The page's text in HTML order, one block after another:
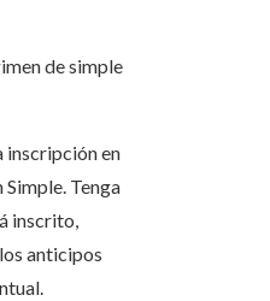
de simple
inscripción en
Tenga
inscrito,
anticipos